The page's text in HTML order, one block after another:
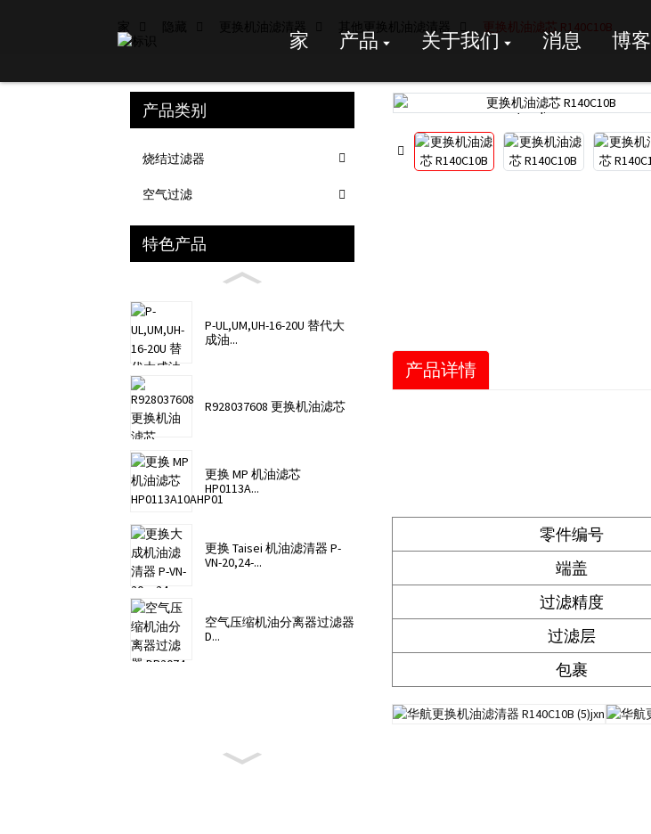
家 产品 关于我们 消息 博客
家 隐藏 更换机油滤清器 其他更换机油滤清器 更换机油滤芯 R140C10B
产品类别
烧结过滤器
空气过滤
特色产品
P-UL,UM,UH-16-20U 替代大
成油...
R928037608 更换机油滤芯
更换 MP 机油滤芯
HP0113A...
更换 Taisei 机油滤清器 P-
VN-20,24-...
空气压缩机油分离器过滤器
D...
Loading...
Loading... Loading...
Loading...
产品详情
零件编号
端盖
过滤精度
过滤层
包裹